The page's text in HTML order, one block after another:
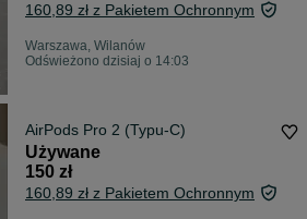
160,89 zł z Pakietem Ochronnym
Warszawa, Wilanów
Odświeżono dzisiaj o 14:03
AirPods Pro 2 (Typu-C)
Używane
150 zł
160,89 zł z Pakietem Ochronnym